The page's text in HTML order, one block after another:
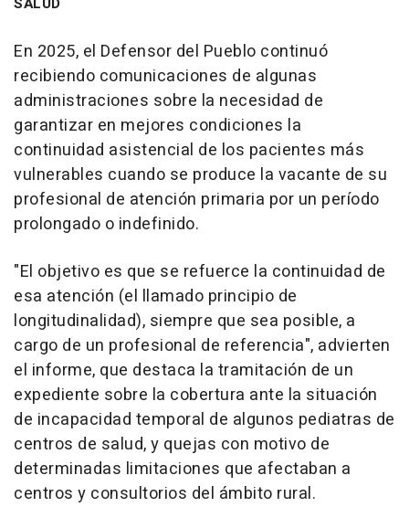
En 2025, el Defensor del Pueblo continuó
recibiendo comunicaciones de algunas
administraciones sobre la necesidad de
garantizar en mejores condiciones la
continuidad asistencial de los pacientes más
vulnerables cuando se produce la vacante de su
profesional de atención primaria por un período
prolongado o indefinido.
"El objetivo es que se refuerce la continuidad de
esa atención (el llamado principio de
longitudinalidad), siempre que sea posible, a
cargo de un profesional de referencia", advierten
el informe, que destaca la tramitación de un
expediente sobre la cobertura ante la situación
de incapacidad temporal de algunos pediatras de
centros de salud, y quejas con motivo de
determinadas limitaciones que afectaban a
centros y consultorios del ámbito rural.